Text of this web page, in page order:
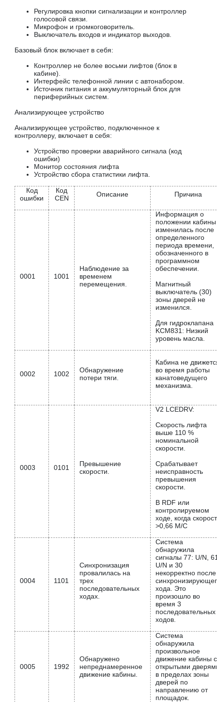
Регулировка кнопки сигнализации и контроллер
голосовой связи.
Микрофон и громкоговоритель.
Выключатель входов и индикатор выходов.
Базовый блок включает в себя:
Контроллер не более восьми лифтов (блок в
кабине).
Интерфейс телефонной линии с автонабором.
Источник питания и аккумуляторный блок для
периферийных систем.
Анализирующее устройство
Анализирующее устройство, подключенное к
контроллеру, включает в себя:
Устройство проверки аварийного сигнала (код
ошибки)
Монитор состояния лифта
Устройство сбора статистики лифта.
Код
ошибки
Код
CEN
Описание Причина
0001 1001
Наблюдение за
временем
перемещения.
Информация о
положении кабины
изменилась после
определенного
периода времени,
обозначенного в
программном
обеспечении.
Магнитный
выключатель (30)
зоны дверей не
изменился.
Для гидроклапана
KCM831: Низкий
уровень масла.
0002 1002
Обнаружение
потери тяги.
Кабина не
во время работы
канатоведущего
механизма.
0003 0101
Превышение
скорости.
V2 LCEDRV:
Скорость лифта
выше 110 %
номинальной
скорости.
Срабатывает
неисправность
превышения
скорости.
В RDF или
контролируемом
ходе, когда
>0,66 М/С
0004 1101
Синхронизация
провалилась на
трех
последовательных
ходах.
Система
обнаружила
сигналы 77: U/N,
U/N и 30
некорректно после
хода. Это
произошло во
время 3
последовательных
ходов.
0005 1992
Обнаружено
непреднамеренное
движение кабины.
Система
обнаружила
произвольное
движение кабины с
открытыми
в пределах зоны
дверей по
направлению от
площадок.